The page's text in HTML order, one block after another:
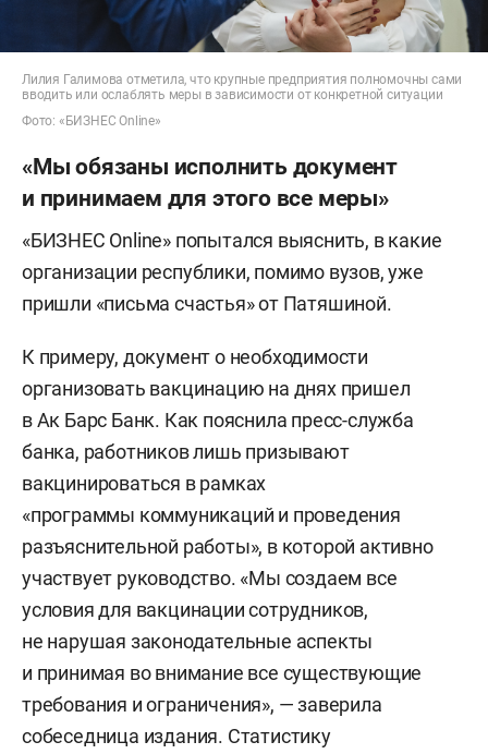
Лилия Галимова отметила, что крупные предприятия полномочны сами
вводить или ослаблять меры в зависимости от конкретной ситуации
Фото: «БИЗНЕС Online»
«Мы обязаны исполнить документ
и принимаем для этого все меры»
«БИЗНЕС Online» попытался выяснить, в какие
организации республики, помимо вузов, уже
пришли «письма счастья» от Патяшиной.
К примеру, документ о необходимости
организовать вакцинацию на днях пришел
в Ак Барс Банк. Как пояснила пресс-служба
банка, работников лишь призывают
вакцинироваться в рамках
«программы коммуникаций и проведения
разъяснительной работы», в которой активно
участвует руководство. «Мы создаем все
условия для вакцинации сотрудников,
не нарушая законодательные аспекты
и принимая во внимание все существующие
требования и ограничения», — заверила
собеседница издания. Статистику